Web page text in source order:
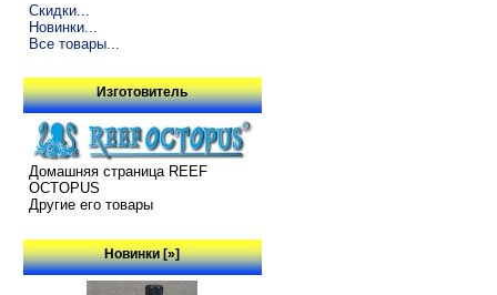
Скидки...
Новинки...
Все товары...
Изготовитель
Домашняя страница REEF
OCTOPUS
Другие его товары
Новинки [»]